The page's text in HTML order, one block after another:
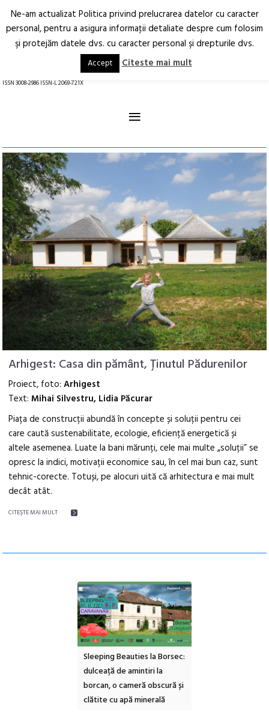
Arhitectură.
Oraș.
RO EN
ISSN 3008-2986 ISSN-L 2069-721X
≡
Arhigest: Casa din pământ, Ținutul Pădurenilor
Proiect, foto:Arhigest
Text:Mihai Silvestru, Lidia Păcurar
Piața de construcții abundă în concepte și soluții pentru cei
care caută sustenabilitate, ecologie, eficiență energetică și
altele asemenea. Luate la bani mărunți, cele mai multe „soluții” se
opresc la indici, motivații economice sau, în cel mai bun caz, sunt
tehnic-corecte. Totuși, pe alocuri uită că arhitectura e mai mult
decât atât.
CITEŞTE MAI MULT
Sleeping Beauties la Borsec:
dulceață de amintiri la
borcan, o cameră obscură și
clătite cu apă minerală
Ne-am actualizat Politica privind prelucrarea datelor cu caracter
personal, pentru a asigura informaţii detaliate despre cum folosim
şi protejăm datele dvs. cu caracter personal şi drepturile dvs.
Accept Citeste mai mult